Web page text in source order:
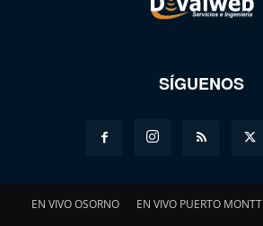
SÍGUENOS
EN VIVO OSORNO EN VIVO PUERTO MONTT